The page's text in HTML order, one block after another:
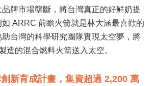
牌市場壟斷，將台灣真正的好鮮奶提
ARRC 前瞻火箭就是林大涵最喜歡的
台灣的科學研究團隊實現太空夢，將
造的混合燃料火箭送入太空。
新育成計畫，集資超過 2,200 萬